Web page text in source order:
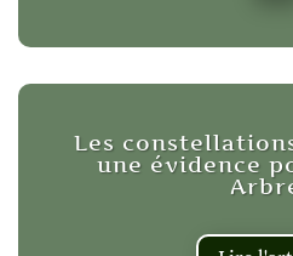
Les
une évidence